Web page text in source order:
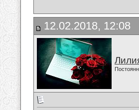
12.02.2018, 12:08